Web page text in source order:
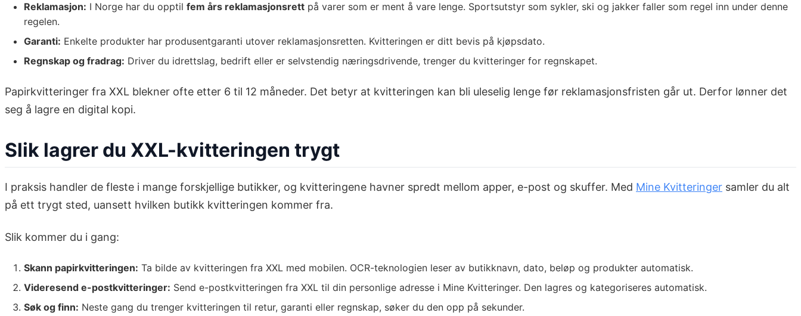
Reklamasjon: I Norge har du opptil fem års reklamasjonsrett på varer som er ment å vare lenge. Sportsutstyr som sykler, ski og jakker faller som regel inn under denne
regelen.
Garanti: Enkelte produkter har produsentgaranti utover reklamasjonsretten. Kvitteringen er ditt bevis på kjøpsdato.
Regnskap og fradrag: Driver du idrettslag, bedrift eller er selvstendig næringsdrivende, trenger du kvitteringer for regnskapet.
Papirkvitteringer fra XXL blekner ofte etter 6 til 12 måneder. Det betyr at kvitteringen kan bli uleselig lenge før reklamasjonsfristen går ut. Derfor lønner det
seg å lagre en digital kopi.
Slik lagrer du XXL-kvitteringen trygt
I praksis handler de fleste i mange forskjellige butikker, og kvitteringene havner spredt mellom apper, e-post og skuffer. Med Mine Kvitteringer samler du alt
på ett trygt sted, uansett hvilken butikk kvitteringen kommer fra.
Slik kommer du i gang:
Skann papirkvitteringen: Ta bilde av kvitteringen fra XXL med mobilen. OCR-teknologien leser av butikknavn, dato, beløp og produkter automatisk.
Videresend e-postkvitteringer: Send e-postkvitteringen fra XXL til din personlige adresse i Mine Kvitteringer. Den lagres og kategoriseres automatisk.
Søk og finn: Neste gang du trenger kvitteringen til retur, garanti eller regnskap, søker du den opp på sekunder.